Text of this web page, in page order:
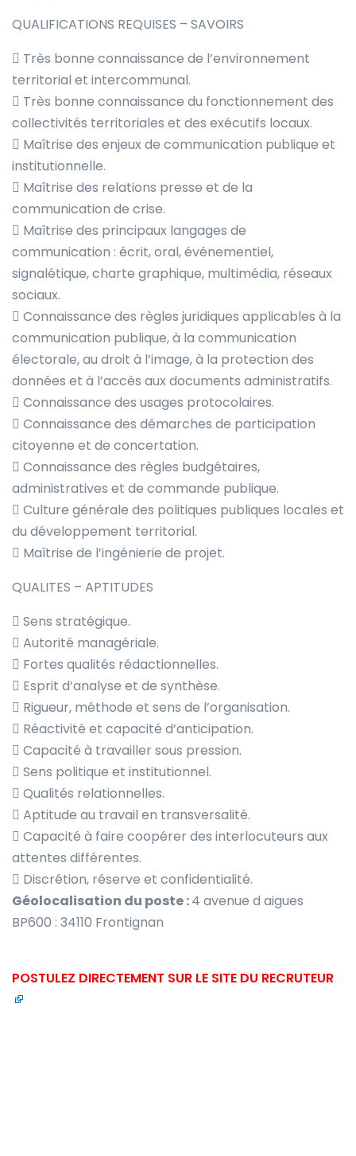
QUALIFICATIONS REQUISES – SAVOIRS
 Très bonne connaissance de l’environnement
territorial et intercommunal.
 Très bonne connaissance du fonctionnement des
collectivités territoriales et des exécutifs locaux.
 Maîtrise des enjeux de communication publique et
institutionnelle.
 Maîtrise des relations presse et de la
communication de crise.
 Maîtrise des principaux langages de
communication : écrit, oral, événementiel,
signalétique, charte graphique, multimédia, réseaux
sociaux.
 Connaissance des règles juridiques applicables à la
communication publique, à la communication
électorale, au droit à l’image, à la protection des
données et à l’accès aux documents administratifs.
 Connaissance des usages protocolaires.
 Connaissance des démarches de participation
citoyenne et de concertation.
 Connaissance des règles budgétaires,
administratives et de commande publique.
 Culture générale des politiques publiques locales et
du développement territorial.
 Maîtrise de l’ingénierie de projet.
QUALITES – APTITUDES
 Sens stratégique.
 Autorité managériale.
 Fortes qualités rédactionnelles.
 Esprit d’analyse et de synthèse.
 Rigueur, méthode et sens de l’organisation.
 Réactivité et capacité d’anticipation.
 Capacité à travailler sous pression.
 Sens politique et institutionnel.
 Qualités relationnelles.
 Aptitude au travail en transversalité.
 Capacité à faire coopérer des interlocuteurs aux
attentes différentes.
 Discrétion, réserve et confidentialité.
Géolocalisation du poste :4 avenue d aigues
BP600 : 34110 Frontignan
POSTULEZ DIRECTEMENT SUR LE SITE DU RECRUTEUR